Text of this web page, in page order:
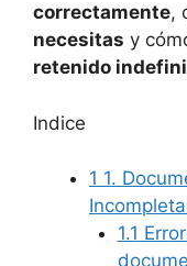
correctamente,
necesitas y
retenido
Indice
1 1.
1.1